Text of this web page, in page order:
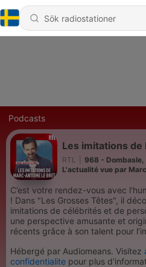
Podcasts
Les imitations
RTL
968 - Dombasle,
L'actualité vue par
C’est votre rendez-vous avec
! Dans "Les Grosses Têtes", il
imitations de célébrités et de
une perspective amusante et
récents grâce à son talent pour
Hébergé par Audiomeans. Visitez
confidentialite pour plus